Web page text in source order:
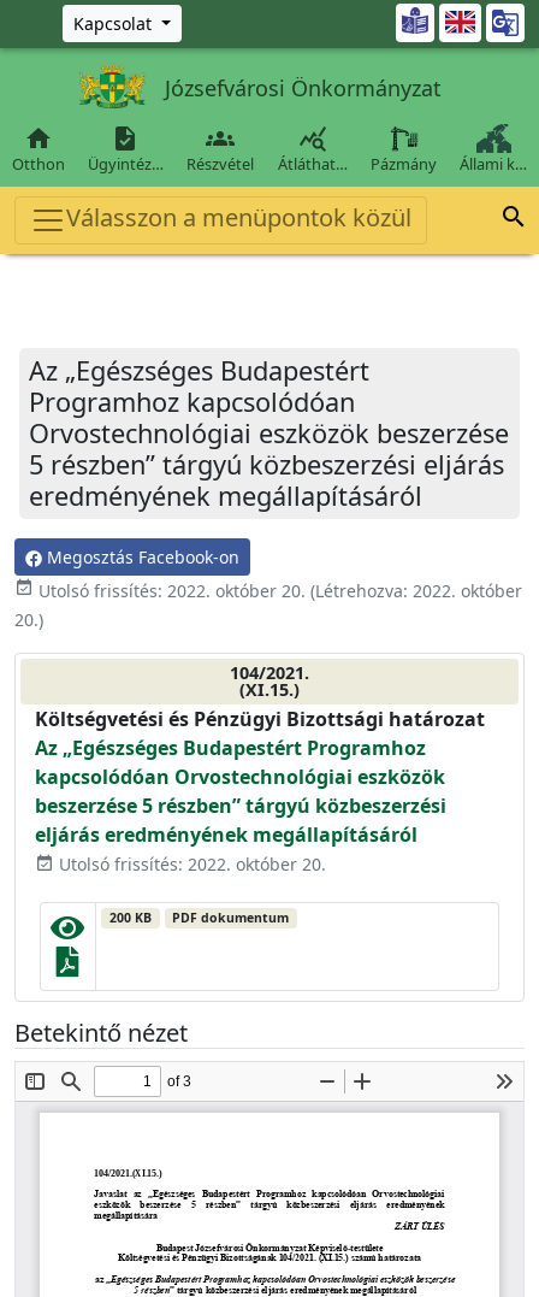
Ugrás a fő tartalomra
Kapcsolat 
Józsefvárosi Önkormányzat

Otthon

Ügyintéz…

Részvétel

Átláthat… Pázmány Állami k…
Válasszon a menüpontok közül 
Az „Egészséges Budapestért
Programhoz kapcsolódóan
Orvostechnológiai eszközök beszerzése
5 részben” tárgyú közbeszerzési eljárás
eredményének megállapításáról
Megosztás Facebook-on
event_available Utolsó frissítés: 2022. október 20. (Létrehozva: 2022. október
20.)
104/2021.
(XI.15.)
Költségvetési és Pénzügyi Bizottsági határozat
Az „Egészséges Budapestért Programhoz
kapcsolódóan Orvostechnológiai eszközök
beszerzése 5 részben” tárgyú közbeszerzési
eljárás eredményének megállapításáról
event_available Utolsó frissítés: 2022. október 20.
200 KB PDF dokumentum
Betekintő nézet